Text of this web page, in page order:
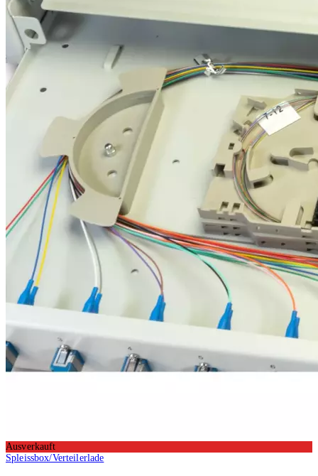
Ausverkauft
Spleissbox/Verteilerlade